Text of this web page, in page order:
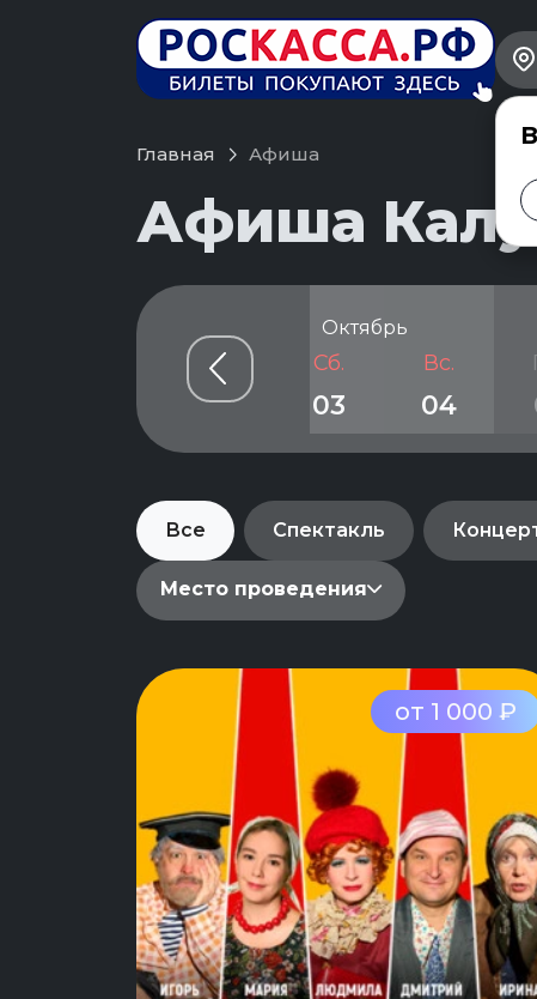
Главная Афиша
Афиша
Октябрь
Пт.
02
Сб.
03
Вс.
04
Все Спектакль
Место проведения
от 1 000 ₽